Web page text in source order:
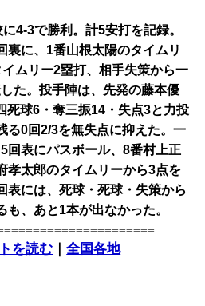
4-3で勝利。計5安打を記録。
裏に、1番山根太陽のタイムリ
ムリー2塁打、相手失策から一
た。投手陣は、先発の藤本優
死球6・奪三振14・失点3と力投
る0回2/3を無失点に抑えた。一
回表にパスボール、8番村上正
孝太郎のタイムリーから3点を
表には、死球・死球・失策から
、あと1本が出なかった。
を読む ｜全国各地